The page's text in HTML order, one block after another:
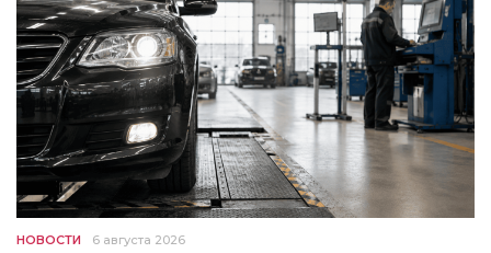
НОВОСТИ 6 августа 2026